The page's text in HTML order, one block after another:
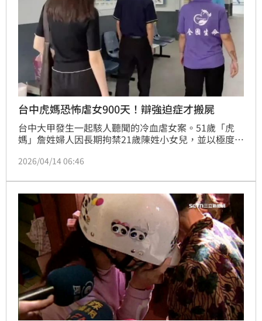
台中虎媽恐怖虐女900天！辯強迫症才搬屍
台中大甲發生一起駭人聽聞的冷血虐女案。51歲「虎
媽」詹姓婦人因長期拘禁21歲陳姓小女兒，並以極度不
台中地方法院日前召開延押庭，儘管詹婦在庭上啜泣哀
罪，但法院認定詹婦明知女兒身亡卻不報警，且清掃屍
體前，刻意用白布將攝影機遮起，最終裁定自4月20日
起延長羈押禁見2個月。
2026/04/14 06:46